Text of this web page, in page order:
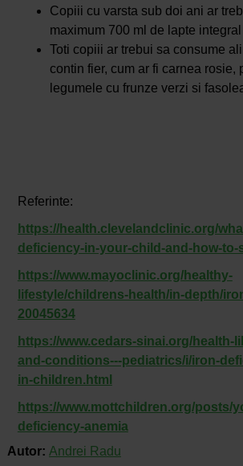
Copiii cu varsta sub doi ani ar
maximum 700 ml de lapte
Toti copiii ar trebui sa consume
contin fier, cum ar fi carnea rosie,
legumele cu frunze verzi si
Referinte:
https://health.clevelandclinic.org/
deficiency-in-your-child-and-how-to-
https://www.mayoclinic.org/healthy-
lifestyle/childrens-health/in-depth/
20045634
https://www.cedars-sinai.org/health-
and-conditions---pediatrics/i/iron-
in-children.html
https://www.mottchildren.org/posts/
deficiency-anemia
Autor: Andrei Radu